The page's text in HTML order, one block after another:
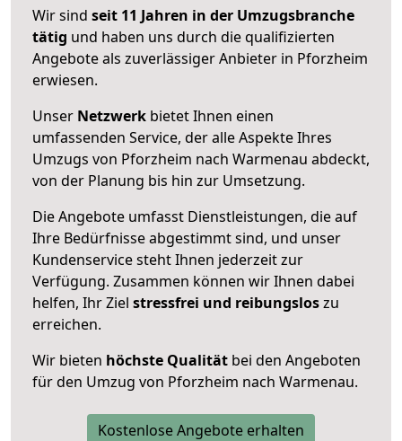
Wir sind seit 11 Jahren in der Umzugsbranche
tätig und haben uns durch die qualifizierten
Angebote als zuverlässiger Anbieter in Pforzheim
erwiesen.
Unser Netzwerk bietet Ihnen einen
umfassenden Service, der alle Aspekte Ihres
Umzugs von Pforzheim nach Warmenau abdeckt,
von der Planung bis hin zur Umsetzung.
Die Angebote umfasst Dienstleistungen, die auf
Ihre Bedürfnisse abgestimmt sind, und unser
Kundenservice steht Ihnen jederzeit zur
Verfügung. Zusammen können wir Ihnen dabei
helfen, Ihr Ziel stressfrei und reibungsloszu
erreichen.
Wir bieten höchste Qualität bei den Angeboten
für den Umzug von Pforzheim nach Warmenau.
Kostenlose Angebote erhalten